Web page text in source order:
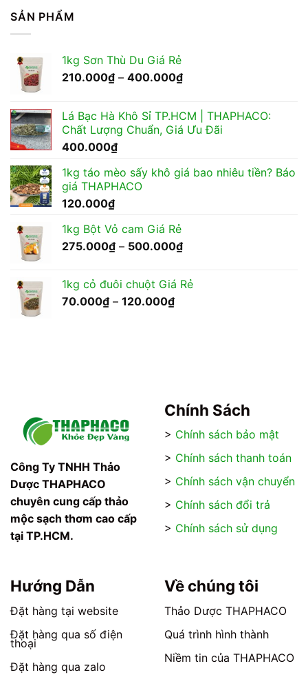
SẢN PHẨM
1kg Sơn Thù Du Giá Rẻ
210.000₫ – 400.000₫Khoảng
210.000₫
đến
Lá Bạc Hà Khô Sỉ TP.HCM | THAPHACO:
Chất Lượng Chuẩn, Giá Ưu Đãi
400.000₫
1kg táo mèo sấy khô giá bao nhiêu tiền? Báo
giá THAPHACO
120.000₫
1kg Bột Vỏ cam Giá Rẻ
275.000₫ – 500.000₫Khoảng
275.000₫
1kg cỏ đuôi chuột Giá Rẻ
70.000₫ – 120.000₫Khoảng
Công Ty TNHH Thảo
Dược THAPHACO
chuyên cung cấp thảo
mộc sạch thơm cao cấp
tại TP.HCM.
Chính Sách
> Chính sách bảo mật
> Chính sách thanh toán
> Chính sách vận chuyển
> Chính sách đổi trả
> Chính sách sử dụng
Hướng Dẫn
Đặt hàng tại website
Đặt hàng qua số điện
thoại
Đặt hàng qua zalo
Về chúng tôi
Thảo Dược THAPHACO
Quá trình hình thành
Niềm tin của THAPHACO